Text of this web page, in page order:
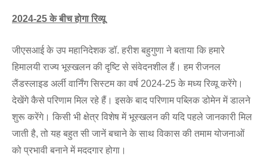
2024-25के बीच होगा रिव्यू
जीएसआई के उप महानिदेशक डॉ. हरीश बहुगुणा ने बताया कि हमारे
हिमालयी राज्य भूस्खलन की दृष्टि से संवेदनशील हैं। हम रीजनल
लैंडस्लाइड अर्ली वार्निंग सिस्टम का वर्ष 2024-25 के मध्य रिव्यू करेंगे।
देखेंगे कैसे परिणाम मिल रहे हैं। इसके बाद परिणाम पब्लिक डोमेन में डालने
शुरू करेंगे। किसी भी क्षेत्र विशेष में भूस्खलन की यदि पहले जानकारी मिल
जाती है, तो यह बहुत सी जानें बचाने के साथ विकास की तमाम योजनाओं
को प्रभावी बनाने में मददगार होगा।